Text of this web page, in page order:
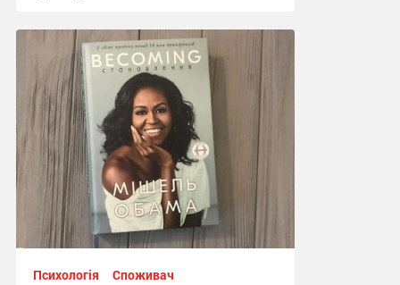
12:33, 25.06.2026
Психологія Споживач